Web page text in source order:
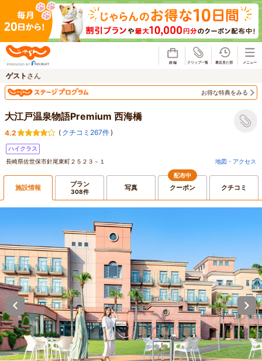
ゲスト さん
お得な特典をみる
大江戸温泉物語Premium 西海橋
4.2 ( クチコミ267件)
ハイクラス
長崎県佐世保市針尾東町２５２３－１
地図・アクセス
施設情報 プラン
308件 写真
配布中
クーポン クチコミ